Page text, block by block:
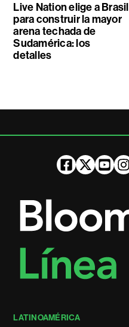
Live Nation elige a Brasil
para construir la mayor
arena techada de
Sudamérica: los
detalles
LATINOAMÉRICA